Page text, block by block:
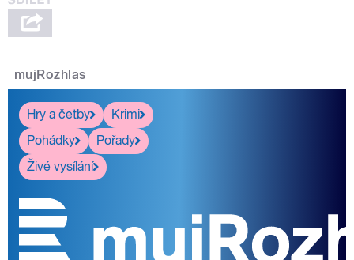
mujRozhlas
Hry a četby
Krimi
Pohádky
Pořady
Živé vysílání